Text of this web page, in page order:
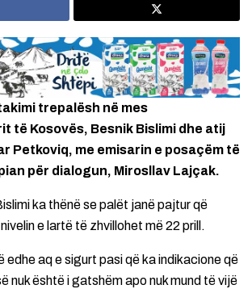
trepalësh në mes
të Kosovës, Besnik Bislimi dhe atij
Petkoviq, me emisarin e posaçëm të
për dialogun, Mirosllav Lajçak.
ka thënë se palët janë pajtur që
e lartë të zhvillohet më 22 prill.
edhe aq e sigurt pasi që ka indikacione që
nuk është i gatshëm apo nuk mund të vijë